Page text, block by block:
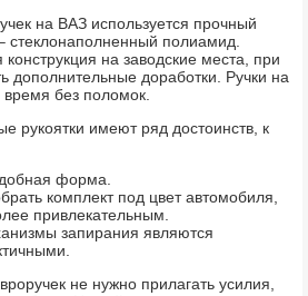
на ВАЗ используется прочный
стеклонаполненный полиамид.
на заводские места, при
дополнительные доработки. Ручки на
без поломок.
рукоятки имеют ряд достоинств, к
форма.
комплект под цвет автомобиля,
привлекательным.
запирания являются
не нужно прилагать усилия,